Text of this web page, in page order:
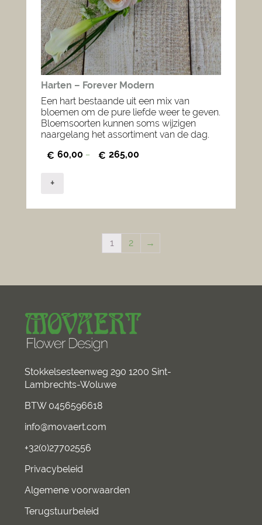
Harten – Forever Modern
Een hart bestaande uit een mix van
bloemen om de pure liefde weer te geven.
Bloemsoorten kunnen soms wijzigen
naargelang het assortiment van de dag.
€ 60,00 – € 265,00
+
1 2 →
Stokkelsesteenweg 290 1200 Sint-
Lambrechts-Woluwe
BTW 0456596618
info@movaert.com
+32(0)27702556
Privacybeleid
Algemene voorwaarden
Terugstuurbeleid